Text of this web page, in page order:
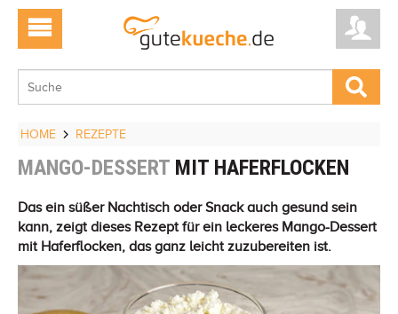
HOME REZEPTE
MANGO-DESSERT MIT HAFERFLOCKEN
Das ein süßer Nachtisch oder Snack auch gesund sein
kann, zeigt dieses Rezept für ein leckeres Mango-Dessert
mit Haferflocken, das ganz leicht zuzubereiten ist.